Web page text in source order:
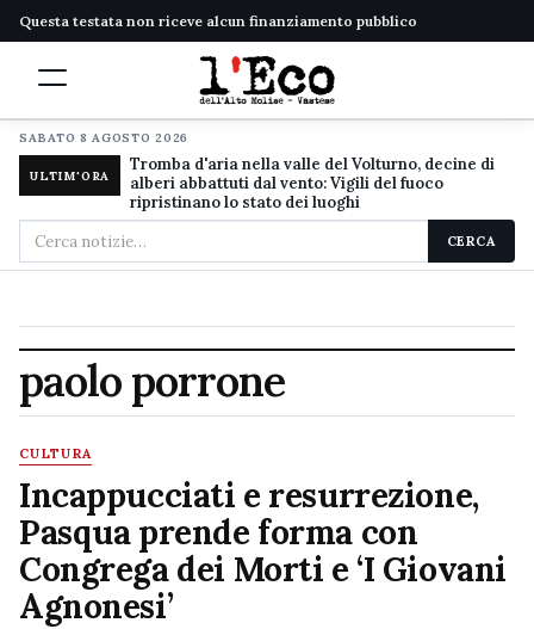
Questa testata non riceve alcun finanziamento pubblico
SABATO 8 AGOSTO 2026
ULTIM'ORA
Tromba d'aria nella valle del Volturno, decine di
alberi abbattuti dal vento: Vigili del fuoco
ripristinano lo stato dei luoghi
Cerca
nel
CERCA
paolo porrone
CULTURA
Incappucciati e resurrezione,
Pasqua prende forma con
Congrega dei Morti e ‘I Giovani
Agnonesi’